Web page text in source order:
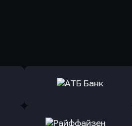
Оправить заявку